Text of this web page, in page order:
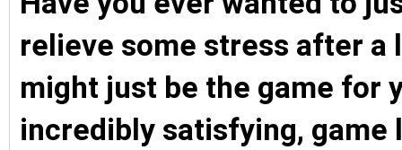
relieve some stress after a
might just be the game for
incredibly satisfying, game